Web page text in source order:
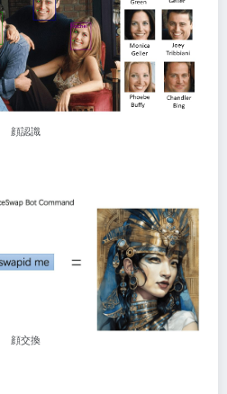
顔認識
顔交換